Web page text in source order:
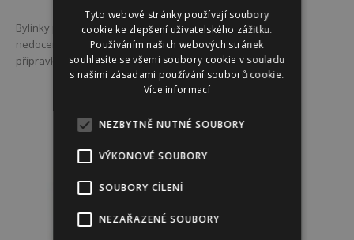
Bylinky pro zdraví a krásu, to je krásná publikace plná
nedocenitelných znalostí o bylinkách a jejich zpracování do
přípravků pro krásu a pocit pohody. Publikaci...
Tyto webové stránky používají soubory
cookie ke zlepšení uživatelského zážitku.
Používáním našich webových stránek
souhlasíte se všemi soubory cookie v souladu
s našimi zásadami používání souborů cookie.
Více informací
NEZBYTNĚ NUTNÉ SOUBORY
VÝKONOVÉ SOUBORY
SOUBORY CÍLENÍ
NEZAŘAZENÉ SOUBORY